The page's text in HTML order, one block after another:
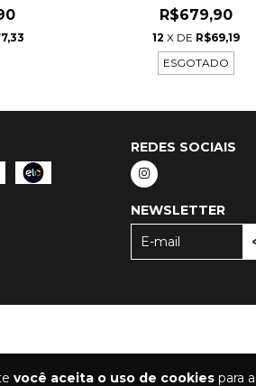
você aceita o uso de cookies para
R$679,90
12 X DE R$69,19
ESGOTADO
REDES SOCIAIS
NEWSLETTER